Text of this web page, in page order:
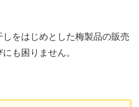
をはじめとした梅製品の販売
も困りません。